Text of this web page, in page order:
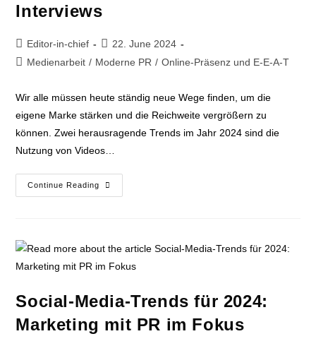
Interviews
Editor-in-chief
22. June 2024
Medienarbeit / Moderne PR / Online-Präsenz und E-E-A-T
Wir alle müssen heute ständig neue Wege finden, um die
eigene Marke stärken und die Reichweite vergrößern zu
können. Zwei herausragende Trends im Jahr 2024 sind die
Nutzung von Videos…
Continue Reading
Social-Media-Trends für 2024:
Marketing mit PR im Fokus